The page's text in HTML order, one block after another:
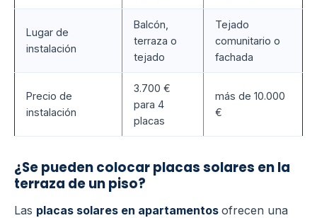
Lugar de
instalación
Balcón,
terraza o
tejado
Tejado
comunitario o
fachada
Precio de
instalación
3.700 €
para 4
placas
más de 10.000
€
¿Se pueden colocar placas solares en la
terraza de un piso?
Las placas solares en apartamentos ofrecen una